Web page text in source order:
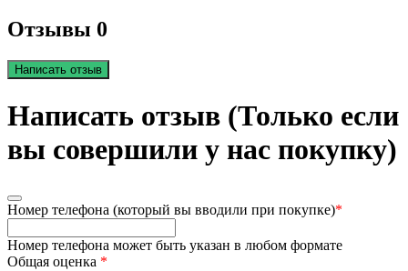
Отзывы 0
Написать отзыв
Написать отзыв (Только если
вы совершили у нас покупку)
Номер телефона (который вы вводили при покупке)*
Номер телефона может быть указан в любом формате
Общая оценка *